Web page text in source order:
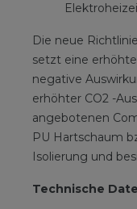
Die neue
setzt eine
negative
erhöhter CO2 -
angebotenen
PU Hartschaum
Isolierung und
Technische